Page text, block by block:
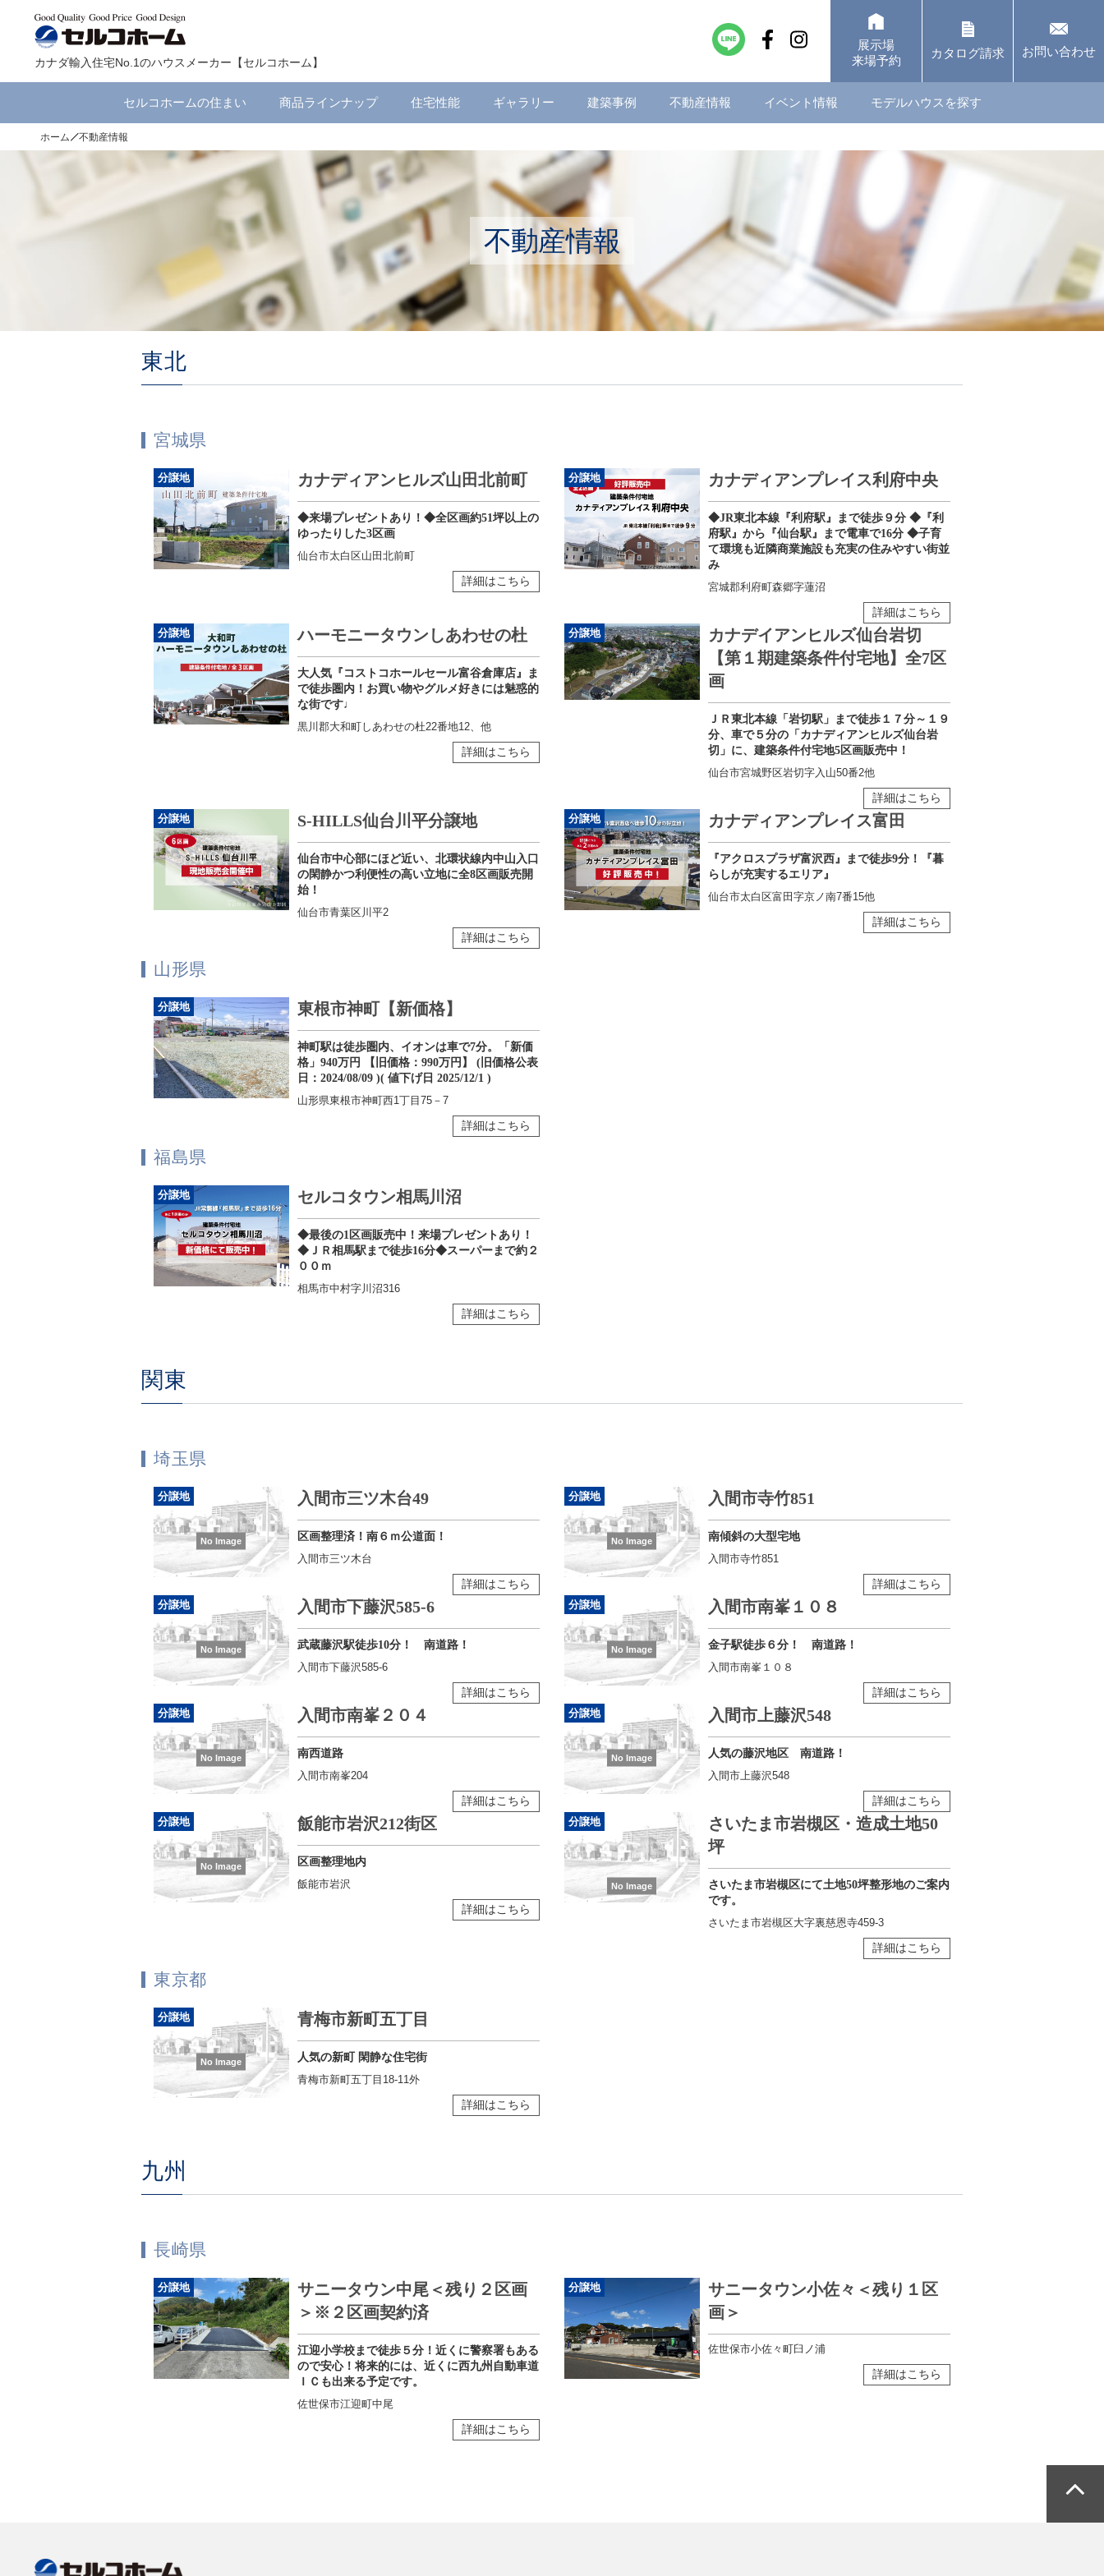
カナダ輸入住宅No.1のハウスメーカー【セルコホーム】
展示場
来場予約
カタログ請求 お問い合わせ
セルコホームの住まい 商品ラインナップ 住宅性能 ギャラリー 建築事例 不動産情報 イベント情報 モデルハウスを探す
ホーム 不動産情報
不動産情報
東北
宮城県
分譲地 カナディアンヒルズ山田北前町
◆来場プレゼントあり！◆全区画約51坪以上の
ゆったりした3区画
仙台市太白区山田北前町
詳細はこちら
分譲地 カナディアンプレイス利府中央
◆JR東北本線『利府駅』まで徒歩９分 ◆『利
府駅』から『仙台駅』まで電車で16分 ◆子育
て環境も近隣商業施設も充実の住みやすい街並
み
宮城郡利府町森郷字蓮沼
詳細はこちら
分譲地
ハーモニータウンしあわせの杜
大人気『コストコホールセール富谷倉庫店』ま
で徒歩圏内！お買い物やグルメ好きには魅惑的
な街です♩
黒川郡大和町しあわせの杜22番地12、他
詳細はこちら
分譲地
カナデイアンヒルズ仙台岩切
【第１期建築条件付宅地】全7区
画
ＪＲ東北本線「岩切駅」まで徒歩１７分～１９
分、車で５分の「カナディアンヒルズ仙台岩
切」に、建築条件付宅地5区画販売中！
仙台市宮城野区岩切字入山50番2他
詳細はこちら
分譲地
S-HILLS仙台川平分譲地
仙台市中心部にほど近い、北環状線内中山入口
の閑静かつ利便性の高い立地に全8区画販売開
始！
仙台市青葉区川平2
詳細はこちら
分譲地 カナディアンプレイス富田
『アクロスプラザ富沢西』まで徒歩9分！『暮
らしが充実するエリア』
仙台市太白区富田字京ノ南7番15他
詳細はこちら
山形県
分譲地 東根市神町【新価格】
神町駅は徒歩圏内、イオンは車で7分。「新価
格」940万円 【旧価格：990万円】 (旧価格公表
日：2024/08/09 )( 値下げ日 2025/12/1 )
山形県東根市神町西1丁目75－7
詳細はこちら
福島県
分譲地 セルコタウン相馬川沼
◆最後の1区画販売中！来場プレゼントあり！
◆ＪＲ相馬駅まで徒歩16分◆スーパーまで約２
００ｍ
相馬市中村字川沼316
詳細はこちら
関東
埼玉県
分譲地
No Image
入間市三ツ木台49
区画整理済！南６ｍ公道面！
入間市三ツ木台
詳細はこちら
分譲地
No Image
入間市寺竹851
南傾斜の大型宅地
入間市寺竹851
詳細はこちら
分譲地
No Image
入間市下藤沢585-6
武蔵藤沢駅徒歩10分！ 南道路！
入間市下藤沢585-6
詳細はこちら
分譲地
No Image
入間市南峯１０８
金子駅徒歩６分！ 南道路！
入間市南峯１０８
詳細はこちら
分譲地
No Image
入間市南峯２０４
南西道路
入間市南峯204
詳細はこちら
分譲地
No Image
入間市上藤沢548
人気の藤沢地区 南道路！
入間市上藤沢548
詳細はこちら
分譲地
No Image
飯能市岩沢212街区
区画整理地内
飯能市岩沢
詳細はこちら
分譲地
No Image
さいたま市岩槻区・造成土地50
坪
さいたま市岩槻区にて土地50坪整形地のご案内
です。
さいたま市岩槻区大字裏慈恩寺459-3
詳細はこちら
東京都
分譲地
No Image
青梅市新町五丁目
人気の新町 閑静な住宅街
青梅市新町五丁目18-11外
詳細はこちら
九州
長崎県
分譲地
サニータウン中尾＜残り２区画
＞※２区画契約済
江迎小学校まで徒歩５分！近くに警察署もある
ので安心！将来的には、近くに西九州自動車道
ＩＣも出来る予定です。
佐世保市江迎町中尾
詳細はこちら
分譲地
サニータウン小佐々＜残り１区
画＞
佐世保市小佐々町臼ノ浦
詳細はこちら